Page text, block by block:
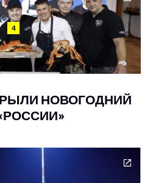
4
НОВОГОДНИЙ